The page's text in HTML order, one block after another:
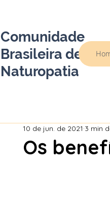
Comunidade
Brasileira de
Naturopatia
Os
10 de jun. de 2021 3 min